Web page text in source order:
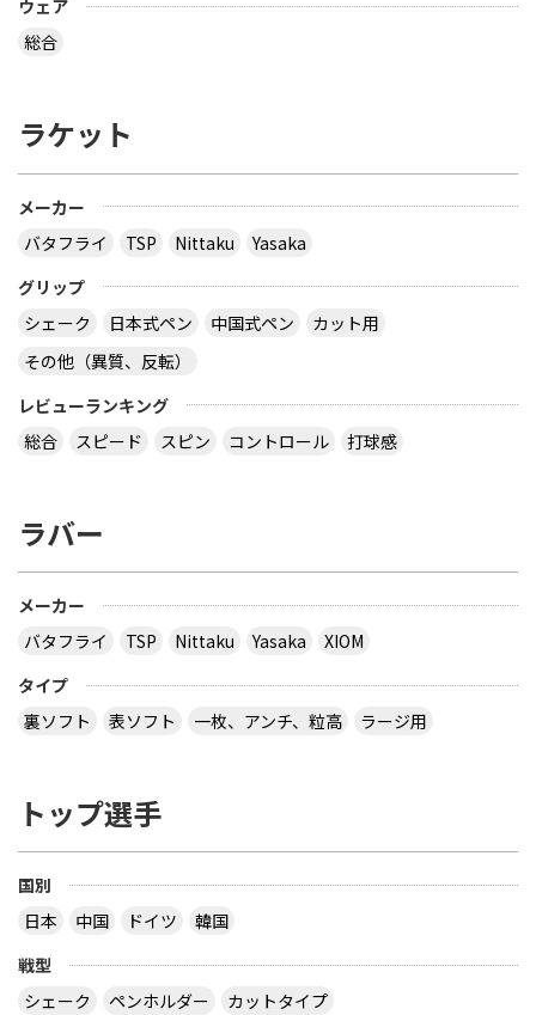
ウェア
総合
ラケット
メーカー
バタフライ
TSP Nittaku
Yasaka
グリップ
シェーク
日本式ペン 中国式ペン
カット用
その他（異質、反転）
レビューランキング
総合
スピード スピン コントロール 打球感
ラバー
メーカー
バタフライ
TSP Nittaku Yasaka
XIOM
タイプ
裏ソフト
表ソフト 一枚、アンチ、粒高 ラージ用
トップ選手
国別
日本
中国 ドイツ
韓国
戦型
シェーク
ペンホルダー カットタイプ